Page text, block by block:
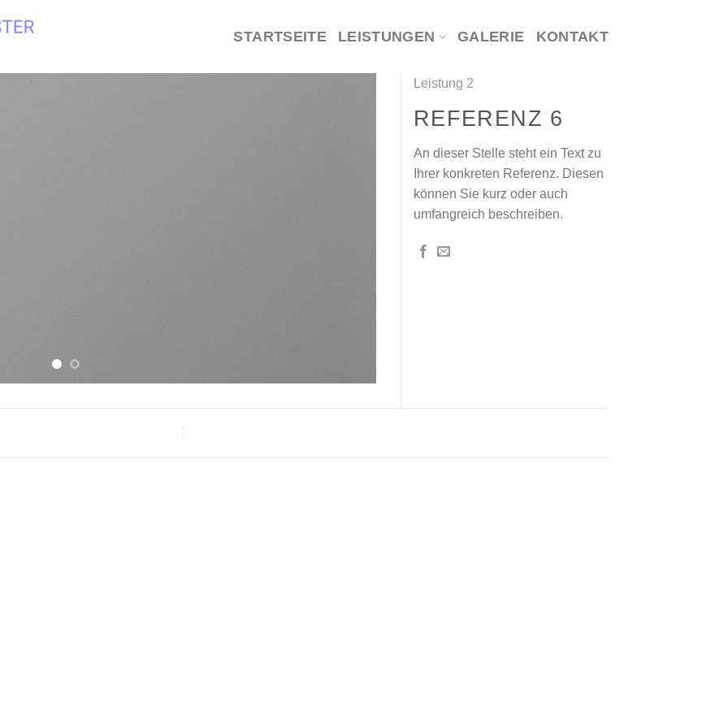
STARTSEITE LEISTUNGEN GALERIE KONTAKT
Leistung 2
REFERENZ 6
An dieser Stelle steht ein Text zu
Ihrer konkreten Referenz. Diesen
können Sie kurz oder auch
umfangreich beschreiben.